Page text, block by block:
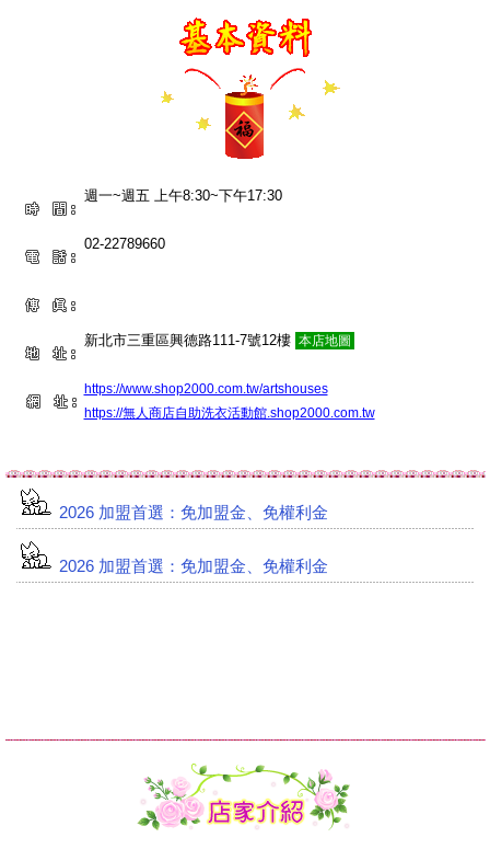
週一~週五 上午8:30~下午17:30
02-22789660
新北市三重區興德路111-7號12樓 本店地圖
https://www.shop2000.com.tw/artshouses
https://無人商店自助洗衣活動館.shop2000.com.tw
2026 加盟首選：免加盟金、免權利金
2026 加盟首選：免加盟金、免權利金